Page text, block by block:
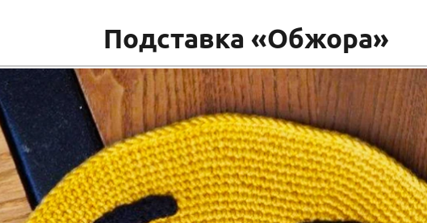
Подставка «Обжора»